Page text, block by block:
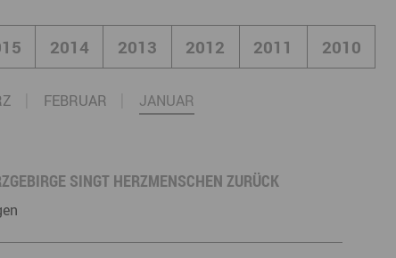
2014 2013 2012 2011 2010
FEBRUAR JANUAR
SINGT HERZMENSCHEN ZURÜCK